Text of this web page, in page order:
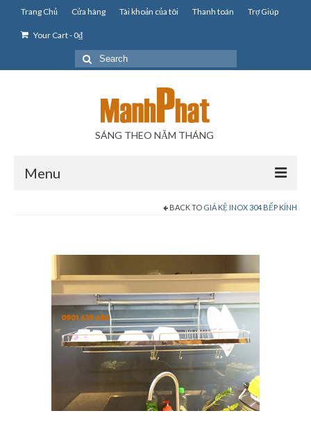
Trang Chủ Cửa hàng Tài khoản của tôi Thanh toán Trợ Giúp
Your Cart- 0₫
Search
for:
SÁNG THEO NĂM THÁNG
Menu
Giá Kệ Inox 304 La
Kệ Inox 304 Ly Chén Bát La
Giá Kệ Inox 304 Bếp Kính
Kệ Góc Inox 304 La
Kệ Inox 304 Bình Nước La
Phụ Kiện Nhà Bếp Khác
BACK TO GIÁ KỆ INOX 304 BẾP KÍNH